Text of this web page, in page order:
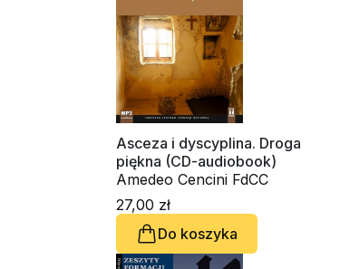
Asceza i dyscyplina. Droga
piękna (CD-audiobook)
Amedeo Cencini FdCC
27,00 zł
Do koszyka